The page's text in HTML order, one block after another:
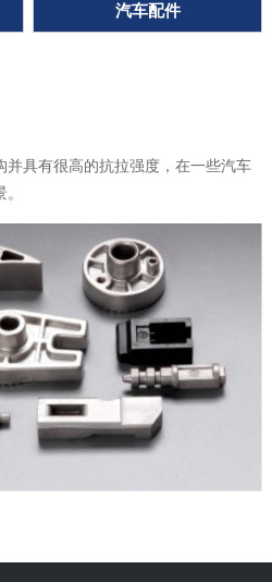
汽车配件
并具有很高的抗拉强度，在一些汽车